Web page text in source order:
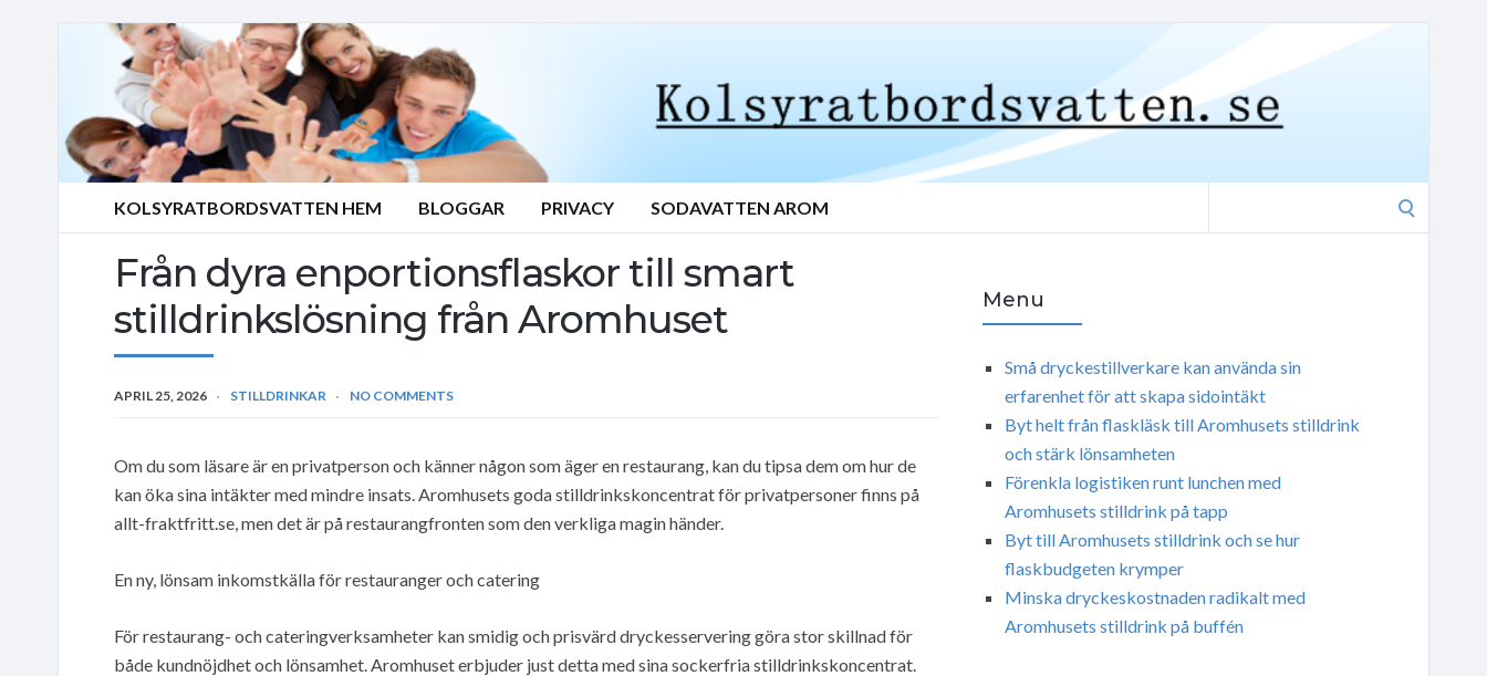
KOLSYRATBORDSVATTEN HEM BLOGGAR PRIVACY SODAVATTEN AROM
Från dyra enportionsflaskor till smart
stilldrinkslösning från Aromhuset
APRIL 25, 2026 STILLDRINKAR NO COMMENTS
Om du som läsare är en privatperson och känner någon som äger en restaurang, kan du tipsa dem om hur de
kan öka sina intäkter med mindre insats. Aromhusets goda stilldrinkskoncentrat för privatpersoner finns på
allt-fraktfritt.se, men det är på restaurangfronten som den verkliga magin händer.
En ny, lönsam inkomstkälla för restauranger och catering
För restaurang- och cateringverksamheter kan smidig och prisvärd dryckesservering göra stor skillnad för
både kundnöjdhet och lönsamhet. Aromhuset erbjuder just detta med sina sockerfria stilldrinkskoncentrat.
Menu
Små dryckestillverkare kan använda sin
erfarenhet för att skapa sidointäkt
Byt helt från flaskläsk till Aromhusets stilldrink
och stärk lönsamheten
Förenkla logistiken runt lunchen med
Aromhusets stilldrink på tapp
Byt till Aromhusets stilldrink och se hur
flaskbudgeten krymper
Minska dryckeskostnaden radikalt med
Aromhusets stilldrink på buffén